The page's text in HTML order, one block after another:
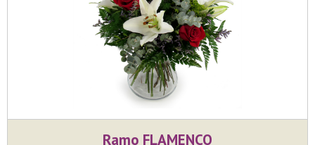
Ramo FLAMENCO